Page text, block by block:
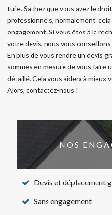
tuile. Sachez que vous avez le
professionnels, normalement,
engagement. Si vous êtes à la
votre devis, nous vous
En plus de vous rendre un devis
sommes en mesure de vous faire
détaillé. Cela vous aidera à mieux
Alors, contactez-nous !
NOS
Devis et déplacement
Sans engagement